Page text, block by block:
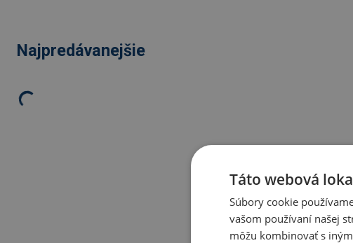
Najpredávanejšie
Táto webová
Súbory cookie
vašom používaní našej
môžu kombinovať s